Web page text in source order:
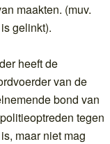
maakten. (muv.
gelinkt).
heeft de
van de
bond van
tegen
maar niet mag